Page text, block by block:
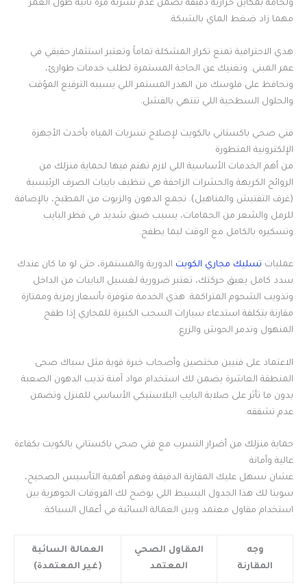
ولحامه بمكاين حرارية دقيقة تضمن عدم تسربه مرة ثانية طول العمر
مهما زاد ضغط الماي بالشبكة.
هذي الاحترافية تمنع تكرار المشكلة تماماً وتعتبر استثمار حقيقي في
عمر المبنى. وتغنيك عن الحاجة المستمرة لطلب خدمات طوارئ،
وتحافظ على فلوسك من الهدر المستمر اللي يسببه الترقيع المؤقت
والحلول السطحية اللي تنتهي بالفشل.
فني صحي باكستاني بالكويت لإصلاح تسربات المياه بأحدث الأجهزة
الإلكترونية المتطورة
من أهم الخدمات الأساسية اللي لازم تهتم فيها لحماية منزلك من
الروائح الكريهة والحشرات الزاحفة هي تنظيف بايبات الصرف الرئيسية
(غرف التفتيش والمناهيل). تجمع الدهون والزيوت من المطبخ، بالإضافة
للرمل والشعر من الحمامات، يسبب ضيق شديد في قطر البايب
وتسكيره بالكامل مع الوقت ليما يطفح.
عمليات تسليك مجاري الكويت الدورية والمستمرة، حتى لو ما كان عندك
سدد كامل يعيق حركتك، تعتبر ضرورية لغسيل البايبات من الداخل
وتذويب الشحوم المتراكمة. هذي الخدمة متوفرة بأسعار رمزية وممتازة
مقارنة بتكلفة استدعاء سيارات السحب الكبيرة للمجاري إذا طفح
المنهول وتدمر الحوش والزرع.
الاعتماد على فنيين مختصين وأصحاب خبرة قوية مثل سباك صحى
المنطقة العاشرة يضمن لك استخدام مواد آمنة تذيب الدهون الصعبة
بدون ما تأثر على صلابة البايب البلاستيكي الأساسي للمنزل وتضمن
عدم تشققه.
حماية منزلك من أضرار التسرب مع فني صحي باكستاني بالكويت بكفاءة
عالية وأمانة
عشان نسهل عليك المقارنة الدقيقة وفهم أهمية التأسيس الصحيح،
سوينا لك هذا الجدول البسيط اللي يوضح لك الفروقات الجوهرية بين
استخدام مقاول معتمد وبين العمالة السائبة في أعمال السباكة:
وجه
المقارنة
المقاول الصحي
المعتمد
العمالة السائبة
(غير المعتمدة)